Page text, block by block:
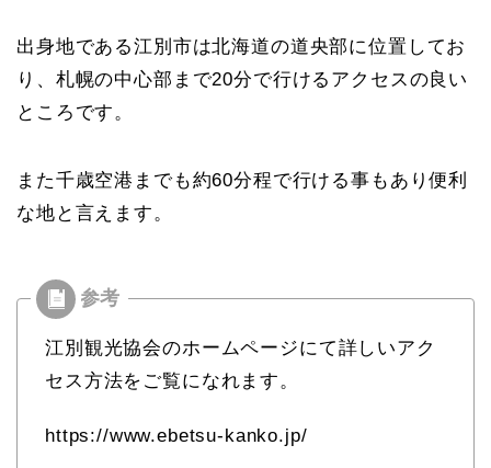
出身地である江別市は北海道の道央部に位置してお
り、札幌の中心部まで20分で行けるアクセスの良い
ところです。
また千歳空港までも約60分程で行ける事もあり便利
な地と言えます。
江別観光協会のホームページにて詳しいアク
セス方法をご覧になれます。
https://www.ebetsu-kanko.jp/